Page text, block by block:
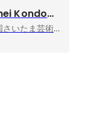
Ryohei Kondo
彩の国さいたま芸術劇場, 次期芸術監督